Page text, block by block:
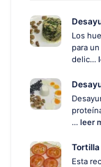
Los
para
delic...
... leer
Tortilla
Esta